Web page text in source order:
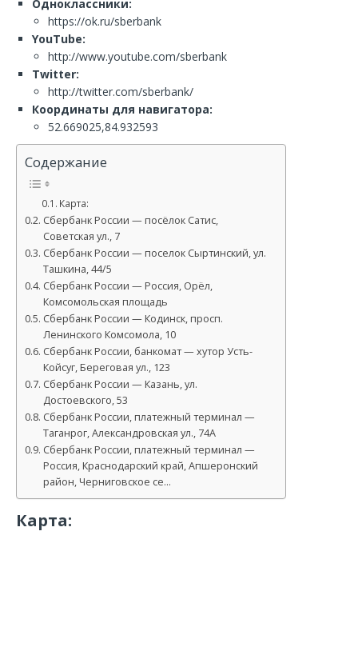
Одноклассники:
https://ok.ru/sberbank
YouTube:
http://www.youtube.com/sberbank
Twitter:
http://twitter.com/sberbank/
Координаты для навигатора:
52.669025,84.932593
Содержание
Карта:
Сбербанк России — посёлок Сатис,
Советская ул., 7
Сбербанк России — поселок Сыртинский, ул.
Ташкина, 44/5
Сбербанк России — Россия, Орёл,
Комсомольская площадь
Сбербанк России — Кодинск, просп.
Ленинского Комсомола, 10
Сбербанк России, банкомат — хутор Усть-
Койсуг, Береговая ул., 123
Сбербанк России — Казань, ул.
Достоевского, 53
Сбербанк России, платежный терминал —
Таганрог, Александровская ул., 74А
Сбербанк России, платежный терминал —
Россия, Краснодарский край, Апшеронский
район, Черниговское се…
Карта: